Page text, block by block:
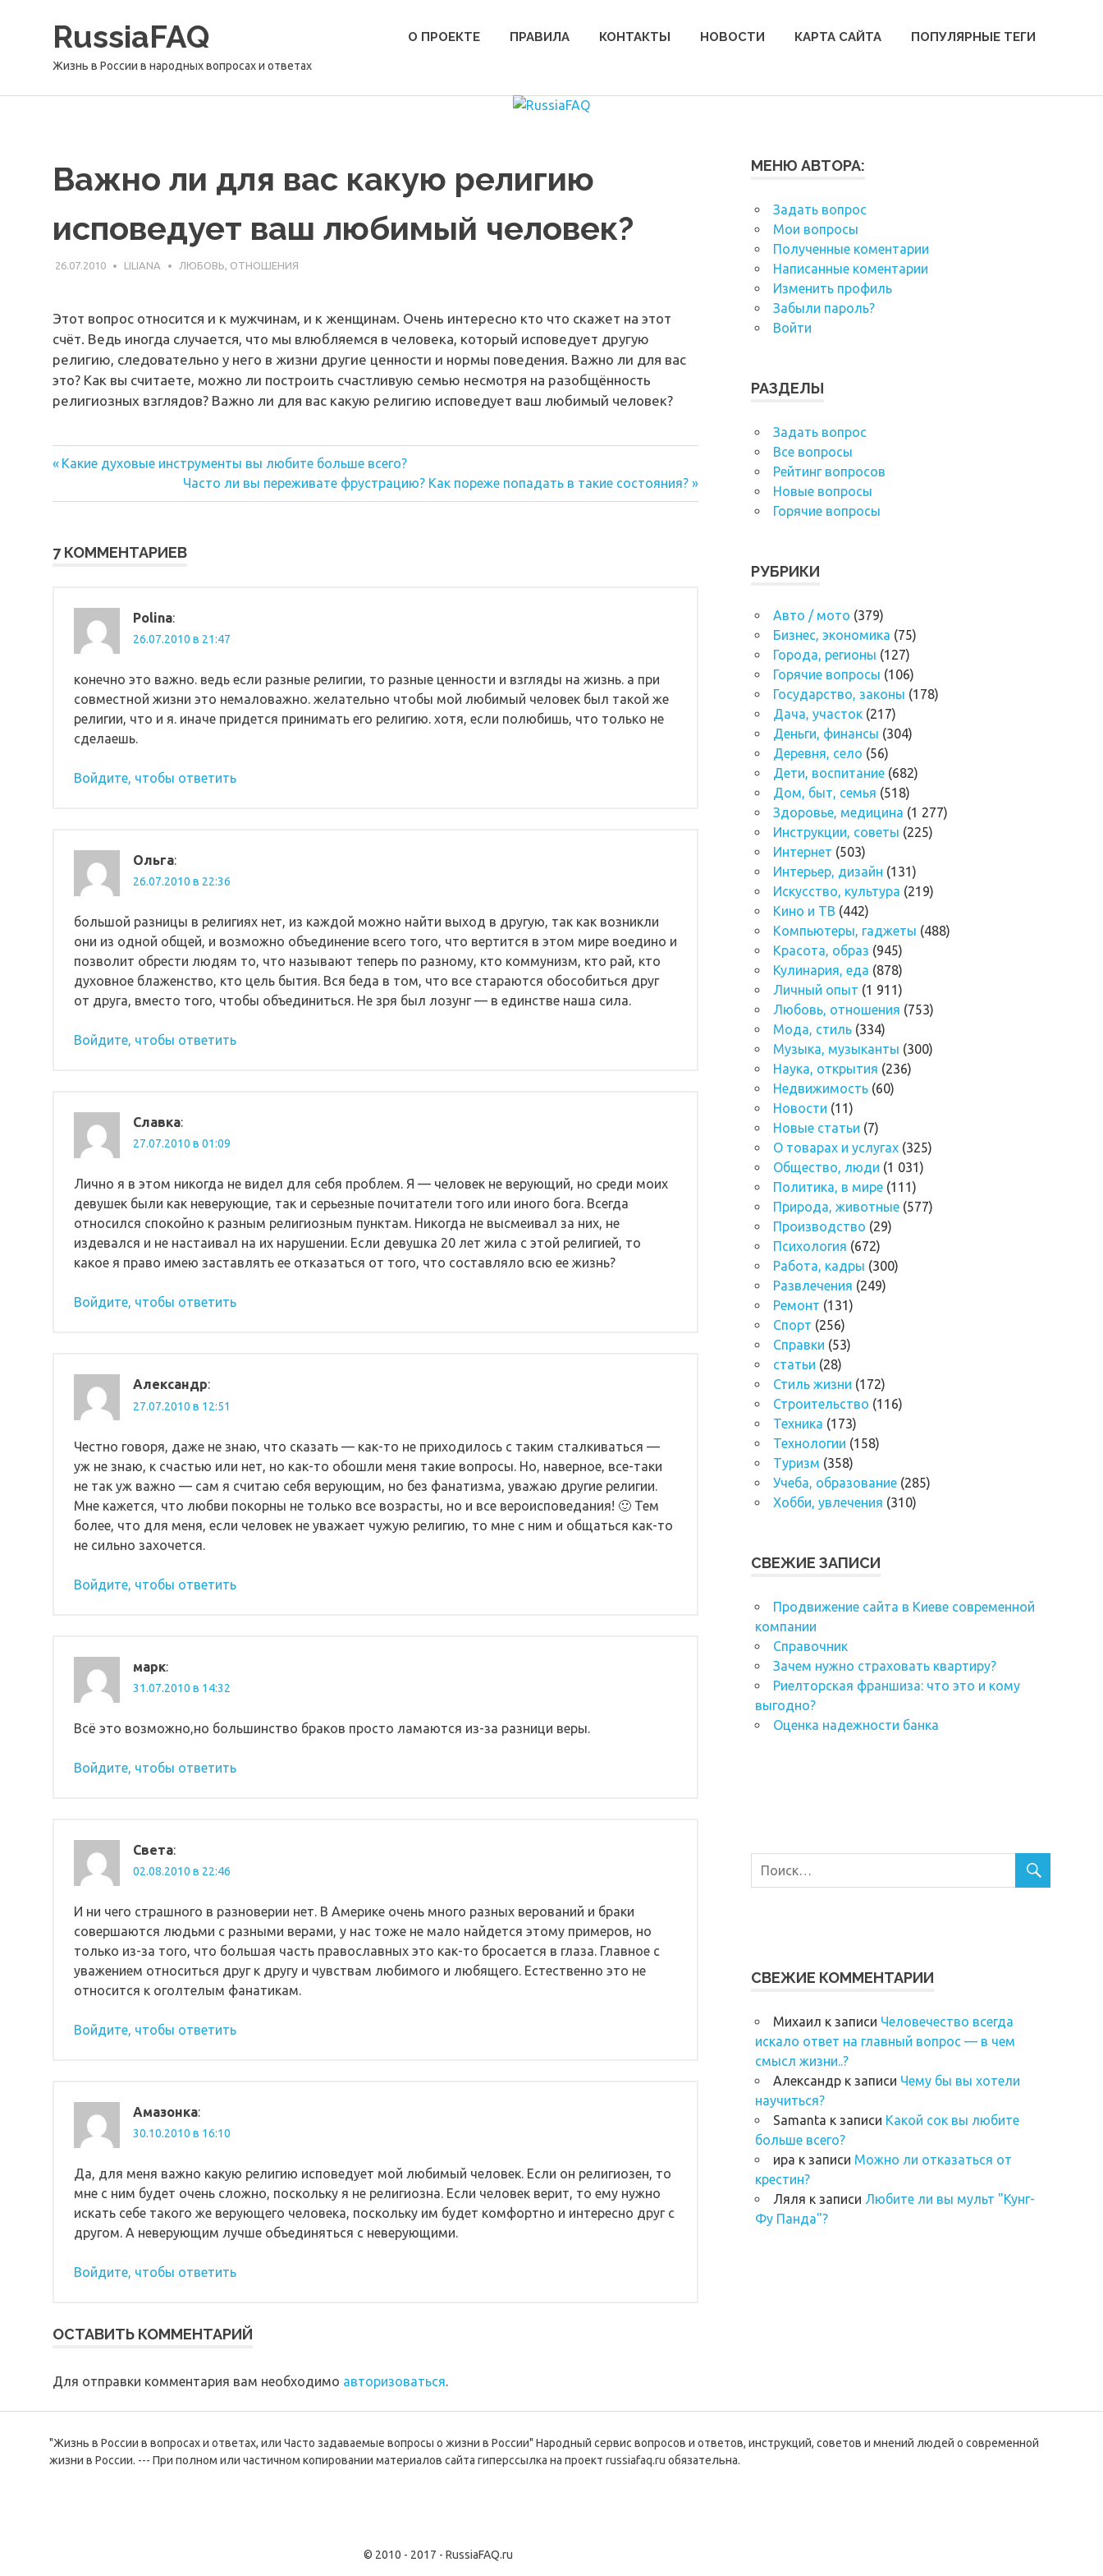
содержимомуRussiaFAQ
Жизнь в России в народных вопросах и ответах
О ПРОЕКТЕ ПРАВИЛА КОНТАКТЫ НОВОСТИ КАРТА САЙТА ПОПУЛЯРНЫЕ ТЕГИ
Важно ли для вас какую религию
исповедует ваш любимый человек?
26.07.2010 LILIANA ЛЮБОВЬ, ОТНОШЕНИЯ
Этот вопрос относится и к мужчинам, и к женщинам. Очень интересно кто что скажет на этот
счёт. Ведь иногда случается, что мы влюбляемся в человека, который исповедует другую
религию, следовательно у него в жизни другие ценности и нормы поведения. Важно ли для вас
это? Как вы считаете, можно ли построить счастливую семью несмотря на разобщённость
религиозных взглядов? Важно ли для вас какую религию исповедует ваш любимый человек?
Навигация
по
Предыдущая
Какие духовые инструменты вы любите больше всего?
Следующая
запись:
Часто ли вы переживате фрустрацию? Как пореже попадать в такие состояния?
7 КОММЕНТАРИЕВ
Polina:
26.07.2010 в 21:47
конечно это важно. ведь если разные религии, то разные ценности и взгляды на жизнь. а при
совместной жизни это немаловажно. желательно чтобы мой любимый человек был такой же
религии, что и я. иначе придется принимать его религию. хотя, если полюбишь, что только не
сделаешь.
Войдите, чтобы ответить
Ольга:
26.07.2010 в 22:36
большой разницы в религиях нет, из каждой можно найти выход в другую, так как возникли
они из одной общей, и возможно объединение всего того, что вертится в этом мире воедино и
позволит обрести людям то, что называют теперь по разному, кто коммунизм, кто рай, кто
духовное блаженство, кто цель бытия. Вся беда в том, что все стараются обособиться друг
от друга, вместо того, чтобы объединиться. Не зря был лозунг — в единстве наша сила.
Войдите, чтобы ответить
Славка:
27.07.2010 в 01:09
Лично я в этом никогда не видел для себя проблем. Я — человек не верующий, но среди моих
девушек были как неверующие, так и серьезные почитатели того или иного бога. Всегда
относился спокойно к разным религиозным пунктам. Никогда не высмеивал за них, не
издевался и не настаивал на их нарушении. Если девушка 20 лет жила с этой религией, то
какое я право имею заставлять ее отказаться от того, что составляло всю ее жизнь?
Войдите, чтобы ответить
Александр:
27.07.2010 в 12:51
Честно говоря, даже не знаю, что сказать — как-то не приходилось с таким сталкиваться —
уж не знаю, к счастью или нет, но как-то обошли меня такие вопросы. Но, наверное, все-таки
не так уж важно — сам я считаю себя верующим, но без фанатизма, уважаю другие религии.
Мне кажется, что любви покорны не только все возрасты, но и все вероисповедания! 🙂 Тем
более, что для меня, если человек не уважает чужую религию, то мне с ним и общаться как-то
не сильно захочется.
Войдите, чтобы ответить
марк:
31.07.2010 в 14:32
Всё это возможно,но большинство браков просто ламаются из-за разници веры.
Войдите, чтобы ответить
Света:
02.08.2010 в 22:46
И ни чего страшного в разноверии нет. В Америке очень много разных верований и браки
совершаются людьми с разными верами, у нас тоже не мало найдется этому примеров, но
только из-за того, что большая часть православных это как-то бросается в глаза. Главное с
уважением относиться друг к другу и чувствам любимого и любящего. Естественно это не
относится к оголтелым фанатикам.
Войдите, чтобы ответить
Амазонка:
30.10.2010 в 16:10
Да, для меня важно какую религию исповедует мой любимый человек. Если он религиозен, то
мне с ним будет очень сложно, поскольку я не религиозна. Если человек верит, то ему нужно
искать себе такого же верующего человека, поскольку им будет комфортно и интересно друг с
другом. А неверующим лучше объединяться с неверующими.
Войдите, чтобы ответить
ОСТАВИТЬ КОММЕНТАРИЙ
Для отправки комментария вам необходимо авторизоваться.
МЕНЮ АВТОРА:
Задать вопрос
Мои вопросы
Полученные коментарии
Написанные коментарии
Изменить профиль
Забыли пароль?
Войти
РАЗДЕЛЫ
Задать вопрос
Все вопросы
Рейтинг вопросов
Новые вопросы
Горячие вопросы
РУБРИКИ
Авто / мото (379)
Бизнес, экономика (75)
Города, регионы (127)
Горячие вопросы (106)
Государство, законы (178)
Дача, участок (217)
Деньги, финансы (304)
Деревня, село (56)
Дети, воспитание (682)
Дом, быт, семья (518)
Здоровье, медицина (1 277)
Инструкции, советы (225)
Интернет (503)
Интерьер, дизайн (131)
Искусство, культура (219)
Кино и ТВ (442)
Компьютеры, гаджеты (488)
Красота, образ (945)
Кулинария, еда (878)
Личный опыт (1 911)
Любовь, отношения (753)
Мода, стиль (334)
Музыка, музыканты (300)
Наука, открытия (236)
Недвижимость (60)
Новости (11)
Новые статьи (7)
О товарах и услугах (325)
Общество, люди (1 031)
Политика, в мире (111)
Природа, животные (577)
Производство (29)
Психология (672)
Работа, кадры (300)
Развлечения (249)
Ремонт (131)
Спорт (256)
Справки (53)
статьи (28)
Стиль жизни (172)
Строительство (116)
Техника (173)
Технологии (158)
Туризм (358)
Учеба, образование (285)
Хобби, увлечения (310)
СВЕЖИЕ ЗАПИСИ
Продвижение сайта в Киеве современной
компании
Справочник
Зачем нужно страховать квартиру?
Риелторская франшиза: что это и кому
выгодно?
Оценка надежности банка
СВЕЖИЕ КОММЕНТАРИИ
Михаил к записи Человечество всегда
искало ответ на главный вопрос — в чем
смысл жизни..?
Александр к записи Чему бы вы хотели
научиться?
Samanta к записи Какой сок вы любите
больше всего?
ира к записи Можно ли отказаться от
крестин?
Ляля к записи Любите ли вы мульт "Кунг-
Фу Панда"?
"Жизнь в России в вопросах и ответах, или Часто задаваемые вопросы о жизни в России" Народный сервис вопросов и ответов, инструкций, советов и мнений людей о современной
жизни в России. --- При полном или частичном копировании материалов сайта гиперссылка на проект russiafaq.ru обязательна.
© 2010 - 2017 - RussiaFAQ.ru